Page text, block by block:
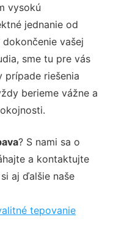
vysokú
jednanie od
vašej
sme tu pre vás
prípade riešenia
berieme vážne a
? S nami sa o
a kontaktujte
aj ďalšie naše
tepovanie